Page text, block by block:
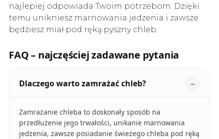
najlepiej odpowiada Twoim potrzebom. Dzięki
temu unikniesz marnowania jedzenia i zawsze
będziesz miał pod ręką pyszny chleb.
FAQ – najczęściej zadawane pytania
Dlaczego warto zamrażać chleb?
Zamrażanie chleba to doskonały sposób na
przedłużenie jego trwałości, unikanie marnowania
jedzenia, zawsze posiadanie świeżego chleba pod ręką